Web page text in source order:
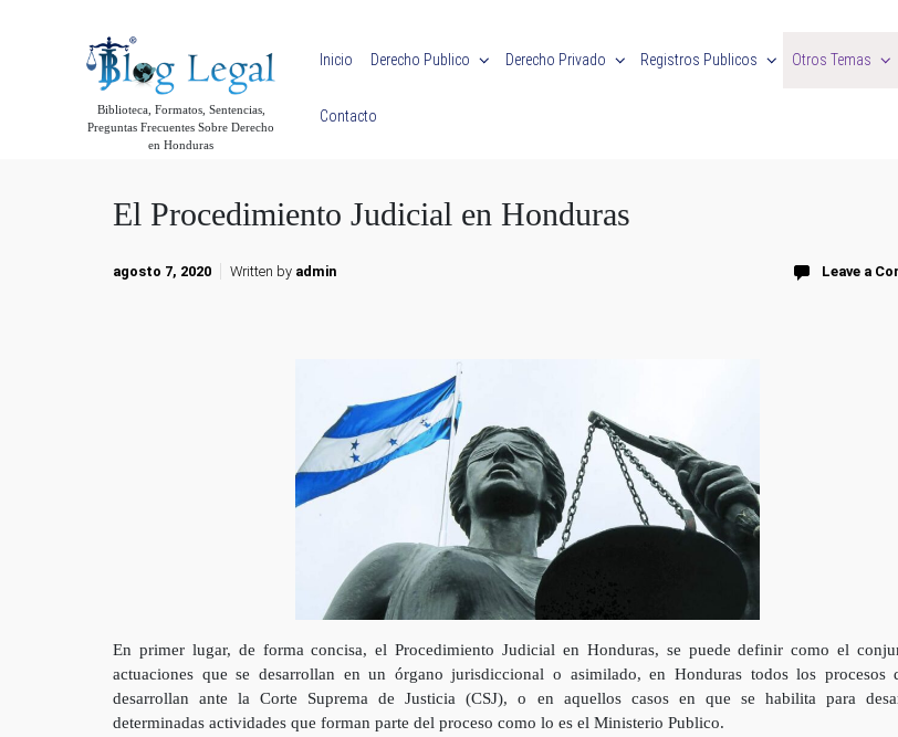
Biblioteca, Formatos, Sentencias,
Preguntas Frecuentes Sobre Derecho
en Honduras
Inicio Derecho Publico Derecho Privado Registros Publicos Otros Temas
Contacto
El Procedimiento Judicial en Honduras
agosto 7, 2020 Written by admin Leave a
En primer lugar, de forma concisa, el Procedimiento Judicial en Honduras, se puede definir como el
actuaciones que se desarrollan en un órgano jurisdiccional o asimilado, en Honduras todos los procesos
desarrollan ante la Corte Suprema de Justicia (CSJ), o en aquellos casos en que se habilita para
determinadas actividades que forman parte del proceso como lo es el Ministerio Publico.